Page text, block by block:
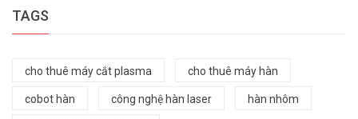
TAGS
cho thuê máy cắt plasma cho thuê máy hàn
cobot hàn công nghệ hàn laser hàn nhôm